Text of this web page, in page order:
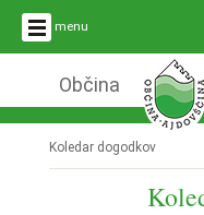
menu
Občina
Koledar dogodkov